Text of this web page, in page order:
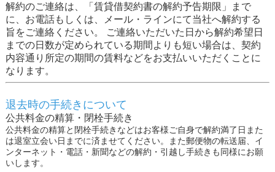
解約のご連絡は、「賃貸借契約書の解約予告期限」まで
に、お電話もしくは、メール・ラインにて当社へ解約する
旨をご連絡ください。 ご連絡いただいた日から解約希望日
までの日数が定められている期間よりも短い場合は、契約
内容通り所定の期間の賃料などをお支払いいただくことに
なります。
退去時の手続きについて
公共料金の精算・閉栓手続き
公共料金の精算と閉栓手続きなどはお客様ご自身で解約満了日また
は退室立会い日までに済ませてください。また郵便物の転送届、イ
ンターネット・電話・新聞などの解約・引越し手続きも同様にお願
いします。